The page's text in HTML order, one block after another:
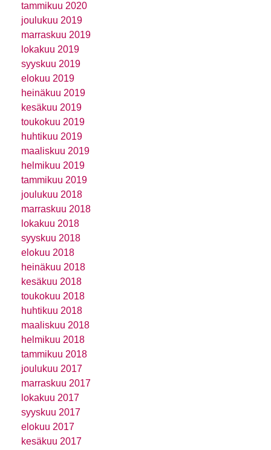
tammikuu 2020
joulukuu 2019
marraskuu 2019
lokakuu 2019
syyskuu 2019
elokuu 2019
heinäkuu 2019
kesäkuu 2019
toukokuu 2019
huhtikuu 2019
maaliskuu 2019
helmikuu 2019
tammikuu 2019
joulukuu 2018
marraskuu 2018
lokakuu 2018
syyskuu 2018
elokuu 2018
heinäkuu 2018
kesäkuu 2018
toukokuu 2018
huhtikuu 2018
maaliskuu 2018
helmikuu 2018
tammikuu 2018
joulukuu 2017
marraskuu 2017
lokakuu 2017
syyskuu 2017
elokuu 2017
kesäkuu 2017